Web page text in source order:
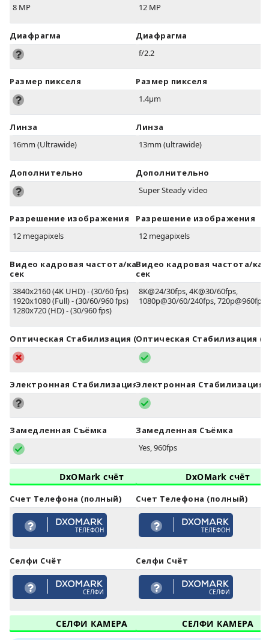
8 MP
Диафрагма
Размер пикселя
Линза
16mm (Ultrawide)
Дополнительно
Разрешение изображения
12 megapixels
Видео кадровая частота/кадров в
сек
3840x2160 (4K UHD) - (30/60 fps)
1920x1080 (Full) - (30/60/960 fps)
1280x720 (HD) - (30/960 fps)
Оптическая Стабилизация (OIS)
Электронная Стабилизация (EIS)
Замедленная Съёмка
DxOMark счёт
Счет Телефона (полный)
ТЕЛЕФОН
Селфи Счёт
СЕЛФИ
СЕЛФИ КАМЕРА
12 MP
Диафрагма
f/2.2
Размер пикселя
1.4µm
Линза
13mm (ultrawide)
Дополнительно
Super Steady video
Разрешение изображения
12 megapixels
Видео кадровая частота/
сек
8K@24/30fps, 4K@30/60fps,
1080p@30/60/240fps, 720p@960fps
Оптическая Стабилизация
Электронная Стабилизация
Замедленная Съёмка
Yes, 960fps
DxOMark счёт
Счет Телефона (полный)
ТЕЛЕФОН
Селфи Счёт
СЕЛФИ
СЕЛФИ КАМЕРА